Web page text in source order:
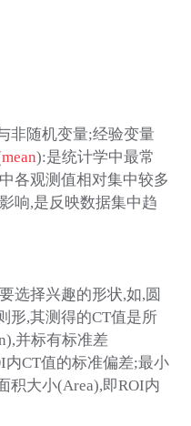
非随机变量;经验变量
mean):是统计学中最常
各观测值相对集中较多
响,是反映数据集中趋
选择兴趣的形状,如,圆
形,其测得的CT值是所
并标有标准差
内CT值的标准偏差;最小
积大小(Area),即ROI内